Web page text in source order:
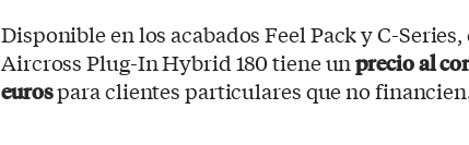
Disponible en los acabados Feel Pack y C-Series,
Aircross Plug-In Hybrid 180 tiene unprecio al
eurospara clientes particulares que no